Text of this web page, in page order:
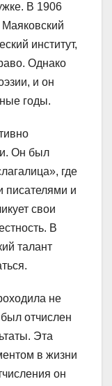
В 1906
Маяковский
институт,
Однако
и он
годы.
Он был
где
писателями и
свои
В
талант
не
отчислен
Эта
в жизни
он